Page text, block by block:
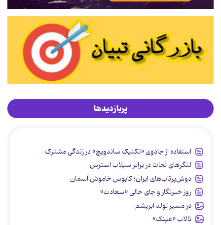
پربازدیدها
استفاده از جادوی «تکنیک ساندویچ» در زندگی مشترک
لنگرهای نجات در برابر سیلاب استرس
دوش‌پرتاب‌های ایران؛ کابوس خاموش آسمان
روز خبرنگار و جای خالی «سعادت»
در مسیر تولد ابریشم
تالاب «عینک»